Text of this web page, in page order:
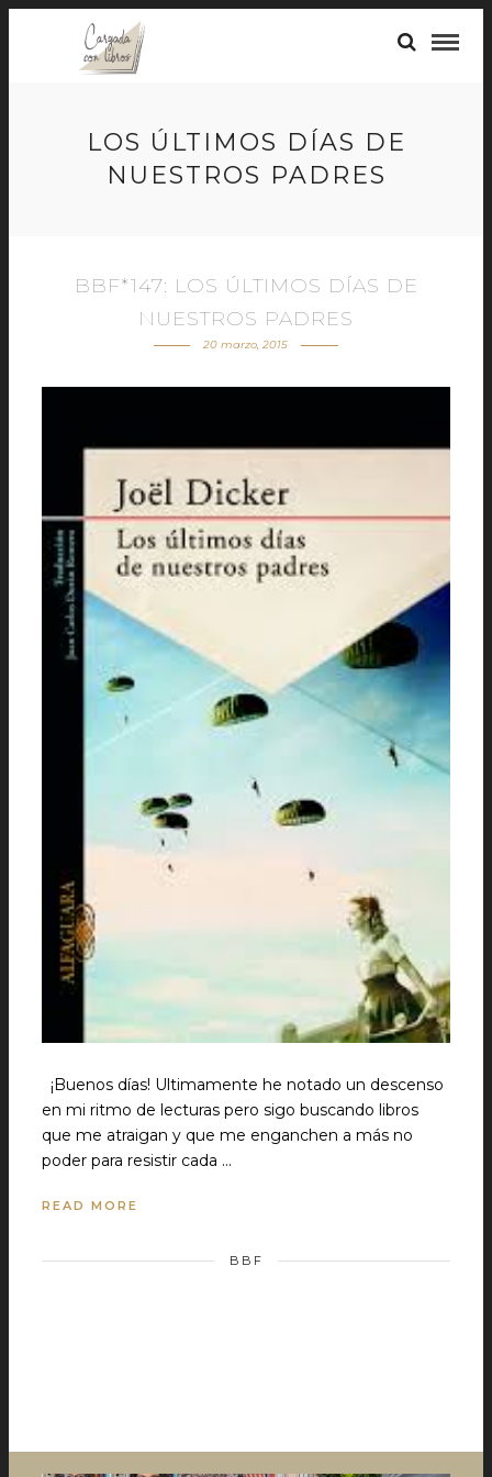
LOS ÚLTIMOS DÍAS DE
NUESTROS PADRES
BBF*147: LOS ÚLTIMOS DÍAS DE
NUESTROS PADRES
20 marzo, 2015
¡Buenos días! Ultimamente he notado un descenso
en mi ritmo de lecturas pero sigo buscando libros
que me atraigan y que me enganchen a más no
poder para resistir cada …
READ MORE
BBF